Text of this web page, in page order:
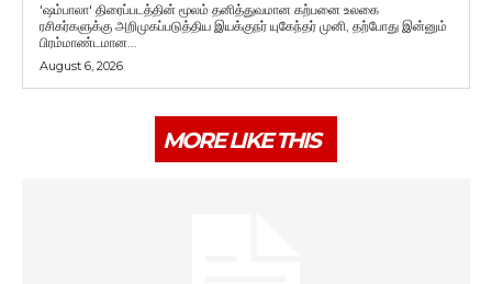
'ஷம்பாலா' திரைப்படத்தின் மூலம் தனித்துவமான கற்பனை உலகை
ரசிகர்களுக்கு அறிமுகப்படுத்திய இயக்குநர் யுகேந்தர் முனி, தற்போது இன்னும்
பிரம்மாண்டமான...
August 6, 2026
MORE LIKE THIS